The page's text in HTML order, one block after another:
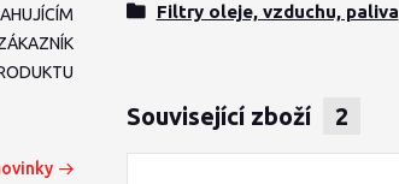
Filtry oleje, vzduchu, paliva
Související zboží 2